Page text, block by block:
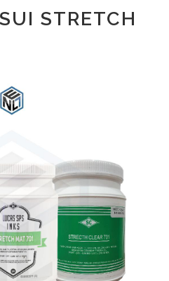
STRETCH